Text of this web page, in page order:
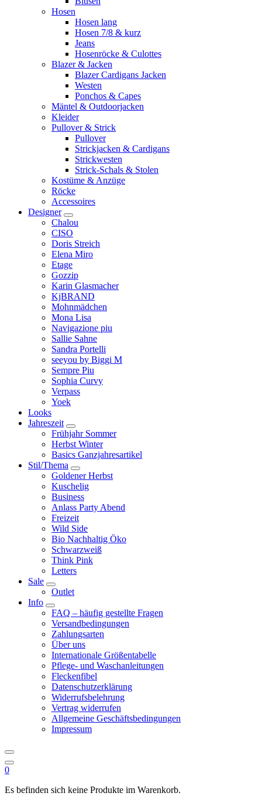
Hosen
Hosen lang
Hosen 7/8 & kurz
Jeans
Hosenröcke & Culottes
Blazer & Jacken
Blazer Cardigans Jacken
Westen
Ponchos & Capes
Mäntel & Outdoorjacken
Kleider
Pullover & Strick
Pullover
Strickjacken & Cardigans
Strickwesten
Strick-Schals & Stolen
Kostüme & Anzüge
Röcke
Accessoires
Designer
Chalou
CISO
Doris Streich
Elena Miro
Etage
Gozzip
Karin Glasmacher
KjBRAND
Mohnmädchen
Mona Lisa
Navigazione piu
Sallie Sahne
Sandra Portelli
seeyou by Biggi M
Sempre Piu
Sophia Curvy
Verpass
Yoek
Looks
Jahreszeit
Frühjahr Sommer
Herbst Winter
Basics Ganzjahresartikel
Stil/Thema
Goldener Herbst
Kuschelig
Business
Anlass Party Abend
Freizeit
Wild Side
Bio Nachhaltig Öko
Schwarzweiß
Think Pink
Letters
Sale
Outlet
Info
FAQ – häufig gestellte Fragen
Versandbedingungen
Zahlungsarten
Über uns
Internationale Größentabelle
Pflege- und Waschanleitungen
Fleckenfibel
Datenschutzerklärung
Widerrufsbelehrung
Vertrag widerrufen
Allgemeine Geschäftsbedingungen
Impressum
0
Es befinden sich keine Produkte im Warenkorb.